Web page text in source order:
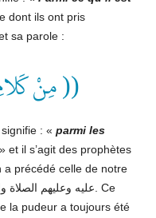
dont ils ont pris
sa parole :
(( مِنْ
: « parmi les
» et il s’agit des prophètes
a précédé celle de notre
la pudeur a toujours été